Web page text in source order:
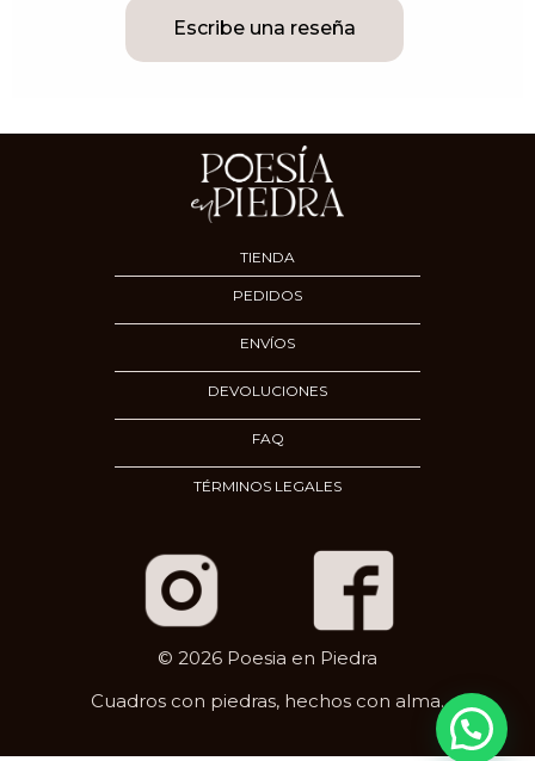
Escribe una reseña
TIENDA
PEDIDOS
ENVÍOS
DEVOLUCIONES
FAQ
TÉRMINOS LEGALES
© 2026 Poesia en Piedra
Cuadros con piedras, hechos con alma.